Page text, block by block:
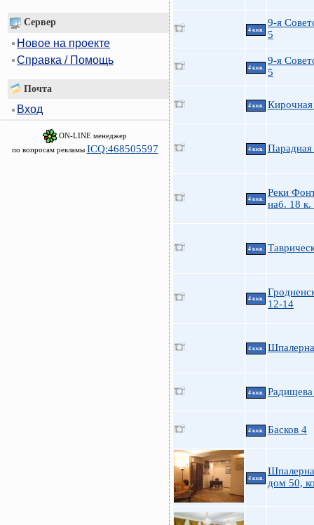
Сервер
Новое на проекте
Справка / Помощь
Почта
Вход
ON-LINE менеджер
по вопросам рекламы ICQ:468505597
4 ккв.
9-я
5
4 ккв.
9-я
5
4 ккв.
4 ккв. Парадная
4 ккв.
Реки
наб. 18 к.
4 ккв.
4 ккв.
12-14
4 ккв.
4 ккв.
4 ккв. Басков 4
4 ккв.
дом 50,